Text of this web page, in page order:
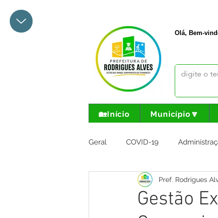
Olá, Bem-
🏡Início Município🔽
Geral COVID-19
Meio Ambiente e Turismo
Gestão
Pref. Rodrigues